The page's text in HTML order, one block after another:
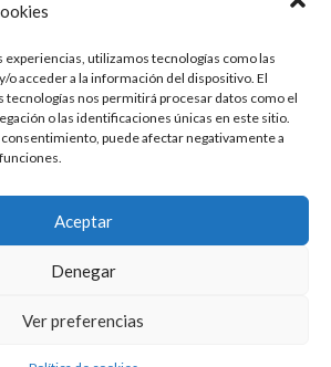
utilizamos tecnologías como las
o acceder a la información del dispositivo. El
tecnologías nos permitirá procesar datos como el
o las identificaciones únicas en este sitio.
puede afectar negativamente a
Aceptar
Denegar
Ver preferencias
de privacidad Portal de transparencia
DE TALLERES DE REPARACIÓN DE
• CIF: G14023832
y Conciliación, de la Consejería de Empleo
sobre qué cookies utilizamos o